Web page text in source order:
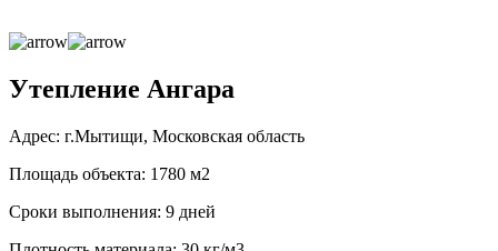
Утепление Ангара
Адрес: г.Мытищи, Московская область
Площадь объекта: 1780 м2
Сроки выполнения: 9 дней